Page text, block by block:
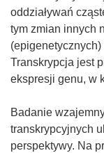
oddziaływań
tym zmian innych
Transkrypcja jest
ekspresji genu, w
Badanie
transkrypcyjnych
perspektywy. Na